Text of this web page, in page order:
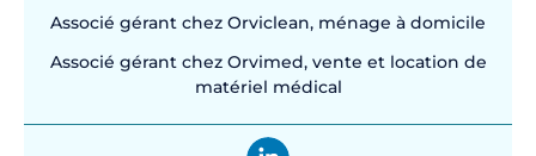
Associé gérant chez Orviclean, ménage à domicile
Associé gérant chez Orvimed, vente et location de
matériel médical